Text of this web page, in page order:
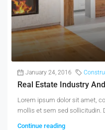
January 24, 2016
Real Estate Industry
Lorem ipsum dolor sit amet,
mollis et sem sed sollicitudin.
Continue reading